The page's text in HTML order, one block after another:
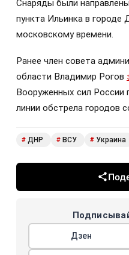
Снаряды были
пункта Ильинка в городе
московскому времени.
Ранее член совета
области Владимир Рогов
Вооруженных сил России
линии обстрела городов
# ДНР # ВСУ # Украина
Дзен